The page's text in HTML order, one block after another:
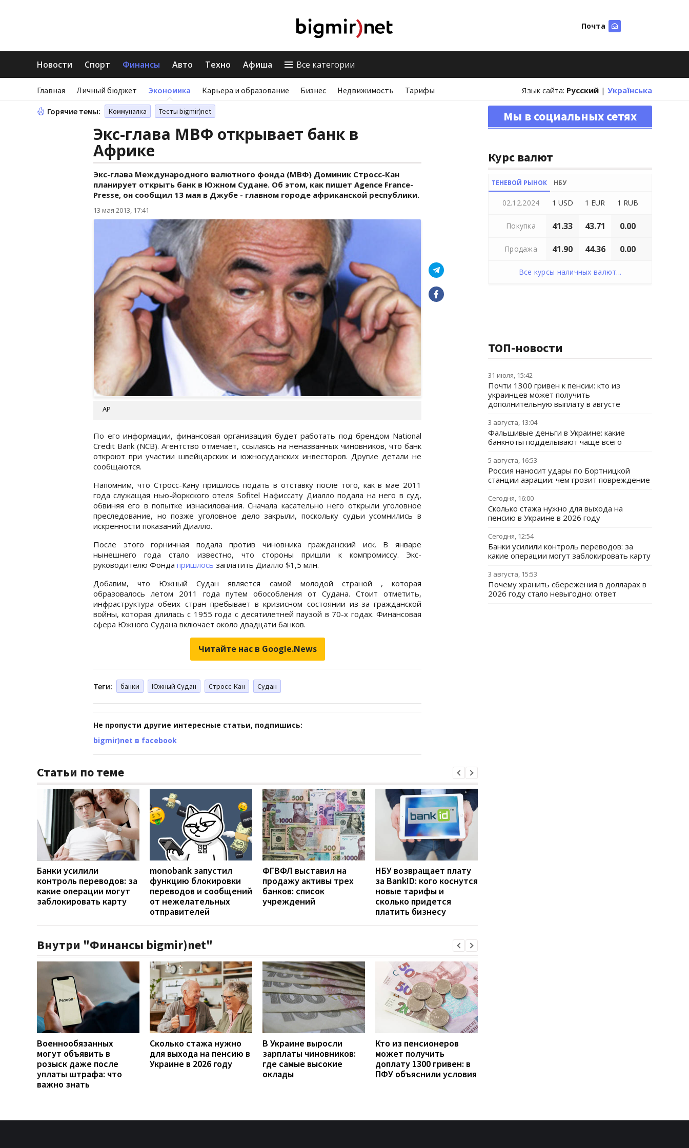
Почта
Новости Спорт Финансы Авто Техно Афиша Все категории
Главная Личный бюджет Экономика Карьера и образование Бизнес Недвижимость Тарифы Язык сайта: Русский | Українська
Горячие темы: Коммуналка Тесты bigmir)net
Экс-глава МВФ открывает банк в
Африке
Экс-глава Международного валютного фонда (МВФ) Доминик Стросс-Кан
планирует открыть банк в Южном Судане. Об этом, как пишет Agence France-
Presse, он сообщил 13 мая в Джубе - главном городе африканской республики.
13 мая 2013, 17:41
АР
По его информации, финансовая организация будет работать под брендом National
Credit Bank (NCB). Агентство отмечает, ссылаясь на неназванных чиновников, что банк
откроют при участии швейцарских и южносуданских инвесторов. Другие детали не
сообщаются.
Напомним, что Стросс-Кану пришлось подать в отставку после того, как в мае 2011
года служащая нью-йоркского отеля Sofitel Нафиссату Диалло подала на него в суд,
обвиняя его в попытке изнасилования. Сначала касательно него открыли уголовное
преследование, но позже уголовное дело закрыли, поскольку судьи усомнились в
искренности показаний Диалло.
После этого горничная подала против чиновника гражданский иск. В январе
нынешнего года стало известно, что стороны пришли к компромиссу. Экс-
руководителю Фонда пришлось заплатить Диалло $1,5 млн.
Добавим, что Южный Судан является самой молодой страной , которая
образовалось летом 2011 года путем обособления от Судана. Стоит отметить,
инфраструктура обеих стран пребывает в кризисном состоянии из-за гражданской
войны, которая длилась с 1955 года с десятилетней паузой в 70-х годах. Финансовая
сфера Южного Судана включает около двадцати банков.
Читайте нас в Google.News
Теги: банки Южный Судан Стросс-Кан Судан
Не пропусти другие интересные статьи, подпишись:
bigmir)net в facebook
Статьи по теме
Банки усилили
контроль переводов: за
какие операции могут
заблокировать карту
monobank запустил
функцию блокировки
переводов и сообщений
от нежелательных
отправителей
ФГВФЛ выставил на
продажу активы трех
банков: список
учреждений
НБУ возвращает плату
за BankID: кого коснутся
новые тарифы и
сколько придется
платить бизнесу
Внутри "Финансы bigmir)net"
Военнообязанных
могут объявить в
розыск даже после
уплаты штрафа: что
важно знать
Сколько стажа нужно
для выхода на пенсию в
Украине в 2026 году
В Украине выросли
зарплаты чиновников:
где самые высокие
оклады
Кто из пенсионеров
может получить
доплату 1300 гривен: в
ПФУ объяснили условия
Мы в социальных сетях
Курс валют
ТЕНЕВОЙ РЫНОК НБУ
02.12.2024 1 USD 1 EUR 1 RUB
Покупка 41.33 43.71 0.00
Продажа 41.90 44.36 0.00
Все курсы наличных валют...
ТОП-новости
31 июля, 15:42
Почти 1300 гривен к пенсии: кто из
украинцев может получить
дополнительную выплату в августе
3 августа, 13:04
Фальшивые деньги в Украине: какие
банкноты подделывают чаще всего
5 августа, 16:53
Россия наносит удары по Бортницкой
станции аэрации: чем грозит повреждение
Сегодня, 16:00
Сколько стажа нужно для выхода на
пенсию в Украине в 2026 году
Сегодня, 12:54
Банки усилили контроль переводов: за
какие операции могут заблокировать карту
3 августа, 15:53
Почему хранить сбережения в долларах в
2026 году стало невыгодно: ответ